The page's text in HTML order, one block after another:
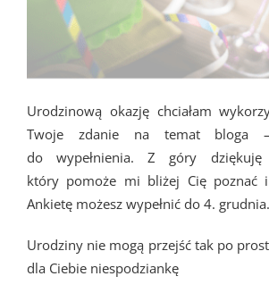
Urodzinową okazję chciałam
Twoje zdanie na temat bloga
do wypełnienia. Z góry
który pomoże mi bliżej Cię poznać
Ankietę możesz wypełnić do 4. grudnia.
Urodziny nie mogą przejść tak po
dla Ciebie niespodziankę